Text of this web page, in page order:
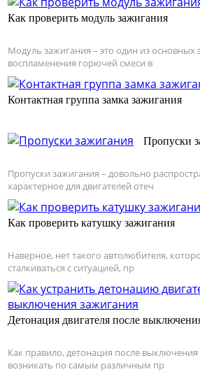
Как проверить модуль зажигания
Модуль зажигания – это один из основных
воспламенения горючей смеси в
Контактная группа замка зажигания
Пропуски
Пропуски зажигания – довольно
характерное для двигателей отеч
Как проверить катушку зажигания
Наверное, нет такого автолюбителя,
сталкиваться с ситуацией, пр
Детонация двигателя после
Как правило, детонация после
возникать по самым различным пр